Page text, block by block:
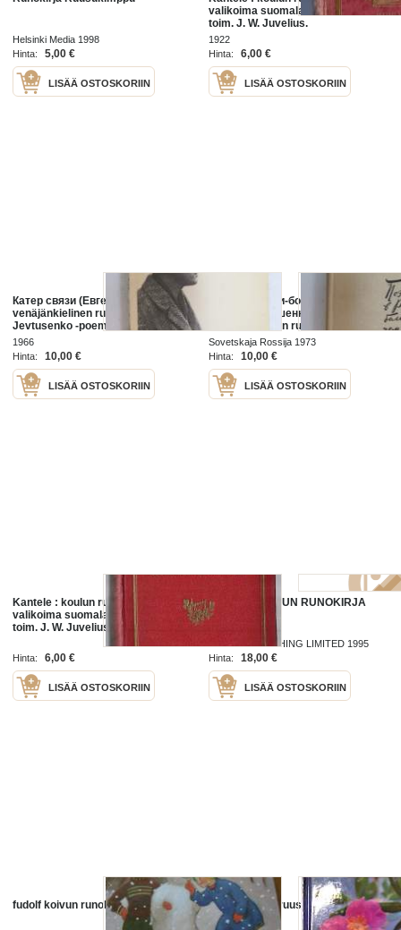
Helsinki Media 1998
Hinta:
5,00 €
LISÄÄ OSTOSKORIIN
valikoima suomalaista runoutta /
toim. J. W. Juvelius.
1922
Hinta:
6,00 €
LISÄÄ OSTOSKORIIN
Катер связи (Евгени Евтушенко) -
venäjänkielinen runokirja, Jevgeni
Jevtusenko -poems in russian
1966
Hinta:
10,00 €
LISÄÄ OSTOSKORIIN
Поет в России-болъше, чем поет
(Евгени Евтушенко) -
venäjänkielinen runokirja, Jevgeni
Jevtusenko -poems in russian
Sovetskaja Rossija 1973
Hinta:
10,00 €
LISÄÄ OSTOSKORIIN
Kantele : koulun runokirja :
valikoima suomalaista runoutta /
toim. J. W. Juvelius.
Hinta: 6,00 €
LISÄÄ OSTOSKORIIN
RUDOLF KOIVUN RUNOKIRJA
ANNES PUBLISHING LIMITED 1995
Hinta:
18,00 €
LISÄÄ OSTOSKORIIN
fudolf koivun runokirja Runokirja Villiruusut